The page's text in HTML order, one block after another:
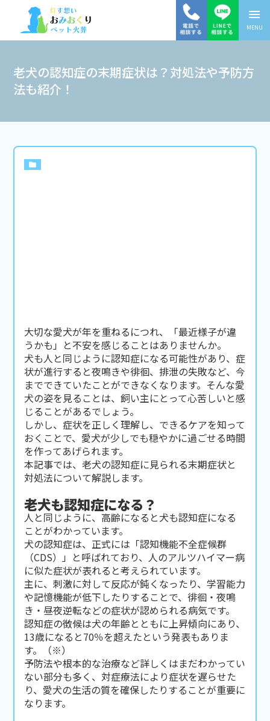
menu
MENU
老犬の認知症の末期症状は？対処法や予防方
法も紹介！
folder
大切な愛犬が年を重ねるにつれ、「最近様子が違
うかも」と不安を感じることはありませんか。
犬も人と同じように認知症になる可能性があり、症
状が進行すると夜鳴きや徘徊、排泄の失敗など、今
までできていたことができなくなります。そんな愛
犬の姿を見ることは、飼い主にとって心苦しいと感
じることがあるでしょう。
しかし、症状を正しく理解し、できるケアを知って
おくことで、愛犬が少しでも穏やかに過ごせる時間
を作ってあげられます。
本記事では、老犬の認知症に見られる末期症状と
対処法について解説します。
老犬も認知症になる？
人と同じように、高齢になると犬も認知症になる
ことがわかっています。
犬の認知症は、正式には「認知機能不全症候群
（CDS）」と呼ばれており、人のアルツハイマー病
に似た症状が表れると考えられています。
主に、刺激に対して反応が鈍くなったり、学習能力
や記憶機能が低下したりすることで、徘徊・夜鳴
き・昼夜逆転などの症状が認められる病気です。
認知症の徴候は犬の年齢とともに上昇傾向にあり、
13歳になると70％を超えたという発表もありま
す。（※）
予防法や根本的な治療など詳しくはまだわかってい
ない部分も多く、対症療法により症状を遅らせた
り、愛犬の生活の質を確保したりすることが重要に
なります。